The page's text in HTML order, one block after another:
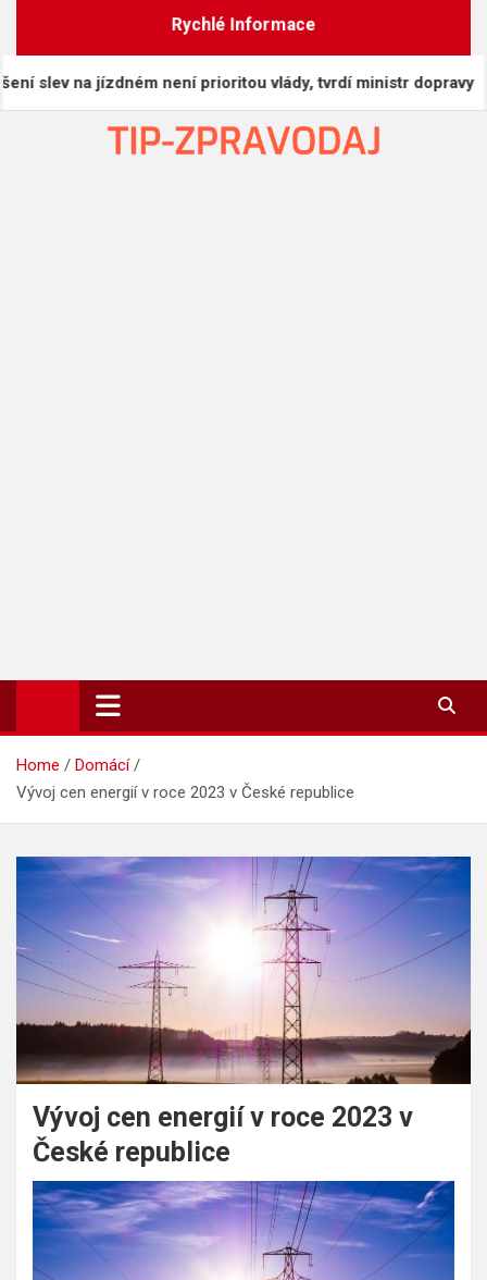
Rychlé Informace
na jízdném není prioritou vlády, tvrdí ministr dopravy
TIP-ZPRAVODAJ.CZ
On-line zpravodajství | Press
Home
Domácí
Vývoj cen energií v roce 2023 v České republice
Vývoj cen energií v roce 2023 v
České republice